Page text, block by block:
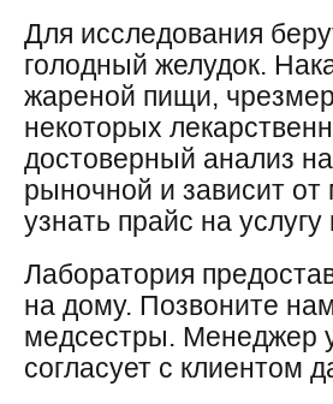
Для исследования
голодный желудок.
жареной пищи,
некоторых
достоверный анализ
рыночной и зависит
узнать прайс на
Лаборатория
на дому. Позвоните
медсестры. Менеджер
согласует с клиентом